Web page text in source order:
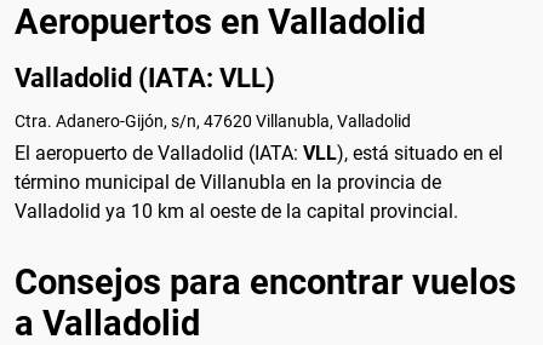
Aeropuertos en Valladolid
Valladolid (IATA: VLL)
Ctra. Adanero-Gijón, s/n, 47620 Villanubla, Valladolid
El aeropuerto de Valladolid (IATA: VLL), está situado en el
término municipal de Villanubla en la provincia de
Valladolid ya 10 km al oeste de la capital provincial.
Consejos para encontrar vuelos
a Valladolid